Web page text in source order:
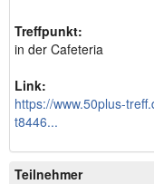
Treffpunkt:
in der Cafeteria
Link:
https://www.50plus-
t8446...
Teilnehmer